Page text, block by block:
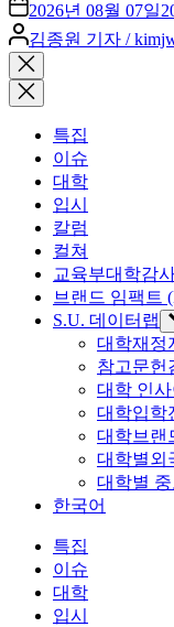
2026년 08월 07일
Posted
by
김종원 기자 /
Close
search
특집
이슈
대학
입시
칼럼
컬쳐
교육부대학감
브랜드 임팩트
S.U. 데이터랩
대학재정
참고문헌
대학 인
대학입학
대학브랜
대학별외
대학별
한국어
특집
이슈
대학
입시